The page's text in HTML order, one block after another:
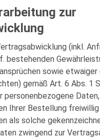
zur
(inkl.
bestehenden
sowie
gemäß Art. 6 Abs. 1
personenbezogene
Ihrer Bestellung
als solche
zwingend zur